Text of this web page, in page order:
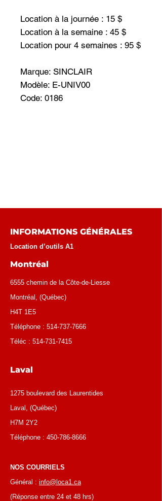
Location à la journée : 15 $
Location à la semaine : 45 $
Location pour 4 semaines : 95 $
Marque: SINCLAIR
Modèle: E-UNIV00
Code: 0186
INFORMATIONS GÉNÉRALES
Location d’outils A1
Montréal
6555 chemin de la Côte-de-Liesse
Montréal , (Québec)
H4T 1E5
Téléphone : 514-737-7666
Téléc : 514-731-7415
Laval
1275 boulevard des Laurentides
Laval, (Québec)
H7M 2Y2
Téléphone : 450-786-8666
NOS COURRIELS
Général : info@loca1.ca
(Réponse entre 24 et 48 hrs)